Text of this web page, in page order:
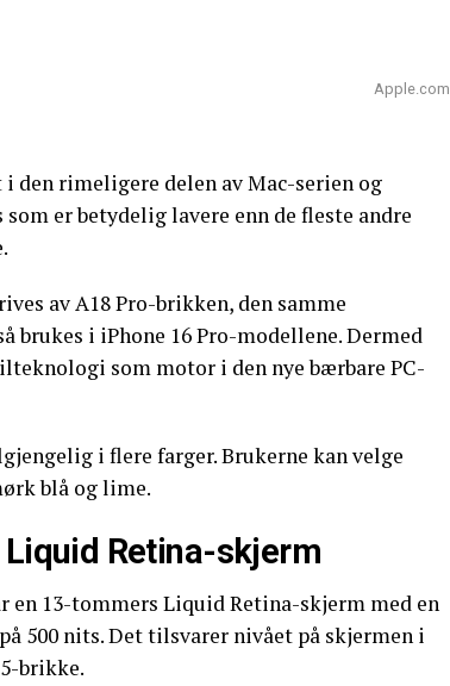
Apple.com
den rimeligere delen av Mac-serien og
er betydelig lavere enn de fleste andre
av A18 Pro-brikken, den samme
brukes i iPhone 16 Pro-modellene. Dermed
som motor i den nye bærbare PC-
i flere farger. Brukerne kan velge
blå og lime.
Retina-skjerm
en 13-tommers Liquid Retina-skjerm med en
500 nits. Det tilsvarer nivået på skjermen i
brikke.